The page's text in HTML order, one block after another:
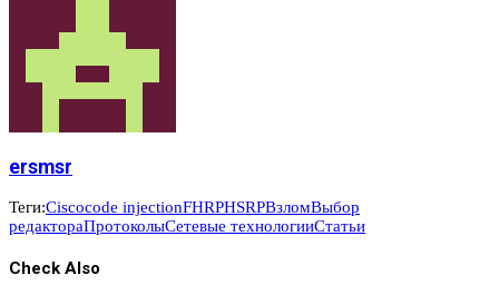
ersmsr
Теги:Ciscocode injectionFHRPHSRPВзломВыбор
редактораПротоколыСетевые технологииСтатьи
Check Also